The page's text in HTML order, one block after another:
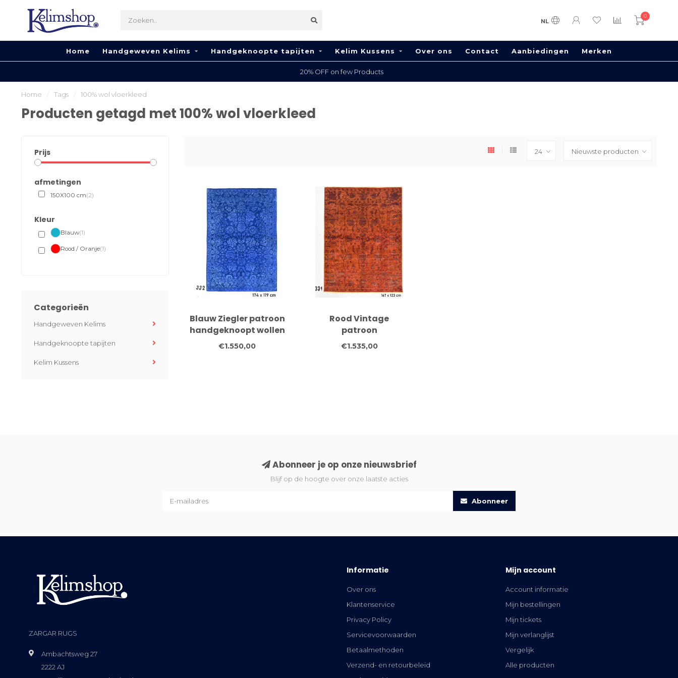
NL
0
Home Handgeweven Kelims Handgeknoopte tapijten Kelim Kussens Over ons Contact Aanbiedingen Merken
20% OFF on few Products
Home Tags 100% wol vloerkleed
Producten getagd met 100% wol vloerkleed
Prijs
afmetingen
150X100 cm(2)
Kleur
Blauw(1)
Rood / Oranje(1)
Categorieën
Handgeweven Kelims
Handgeknoopte tapijten
Kelim Kussens
Blauw Ziegler patroon
handgeknoopt wollen
vloerkleed – 174 x 119
€1.550,00
Rood Vintage
patroon
handgeknoopt wollen
vloerkleed – 167 x 123
€1.535,00
Abonneer je op onze nieuwsbrief
Blijf op de hoogte over onze laatste acties
Abonneer
ZARGAR RUGS
Ambachtsweg 27
2222 AJ
Informatie
Over ons
Klantenservice
Privacy Policy
Servicevoorwaarden
Betaalmethoden
Verzend- en retourbeleid
Mijn account
Account informatie
Mijn bestellingen
Mijn tickets
Mijn verlanglijst
Vergelijk
Alle producten